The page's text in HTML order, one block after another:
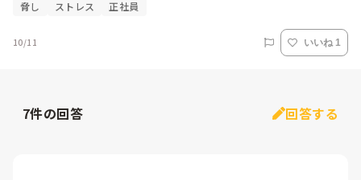
脅し ストレス 正社員
10/11 いいね 1
7件の回答 回答する